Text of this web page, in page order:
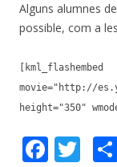
Alguns alumnes
possible, com a
[kml_flashembed
movie="http://
height="350"
F T